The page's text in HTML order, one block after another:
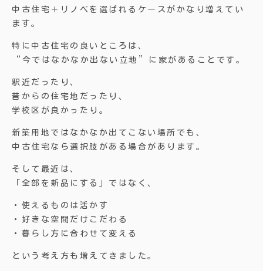
中古住宅＋リノベを選ばれるケースがかなり増えてい
ます。
特に中古住宅の良いところは、
“今ではなかなか出ない立地”に家があることです。
駅近だったり、
昔からの住宅地だったり、
学校区が良かったり。
新築用地ではなかなか出てこない場所でも、
中古住宅なら選択肢がある場合があります。
そして最近は、
「全部を新品にする」ではなく、
・使えるものは活かす
・好きな空間だけこだわる
・暮らし方に合わせて変える
という考え方も増えてきました。